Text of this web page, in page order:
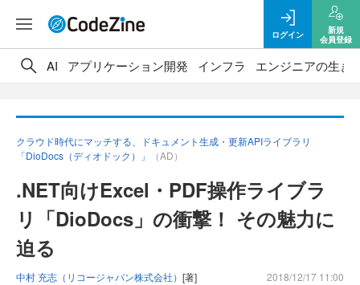
ログイン
新規
会員登録
AI アプリケーション開発 インフラ エンジニアの生き
クラウド時代にマッチする、ドキュメント生成・更新APIライブラリ
「DioDocs（ディオドック）」
（AD）
.NET向けExcel・PDF操作ライブラ
リ「DioDocs」の衝撃！ その魅力に
迫る
中村 充志（リコージャパン株式会社） [著] 2018/12/17 11:00